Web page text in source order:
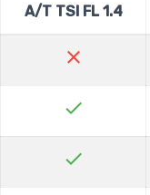
1.4 A/T TSI FL
close
check
check